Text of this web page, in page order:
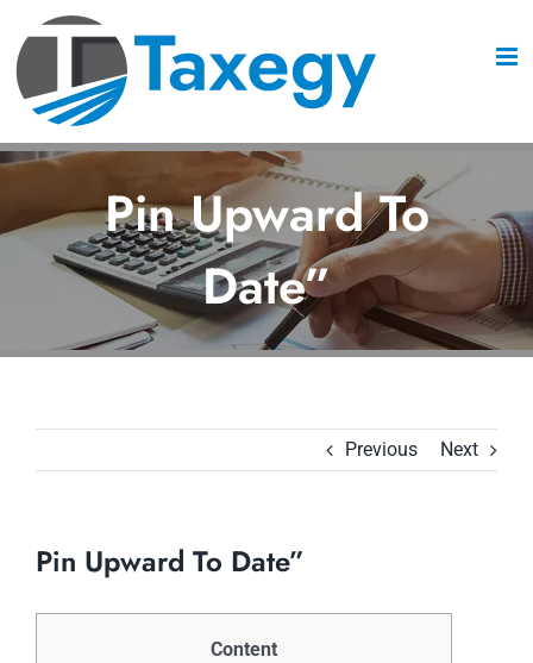
content
Pin Upward To
Date”
Previous Next
Pin Upward To Date”
Content